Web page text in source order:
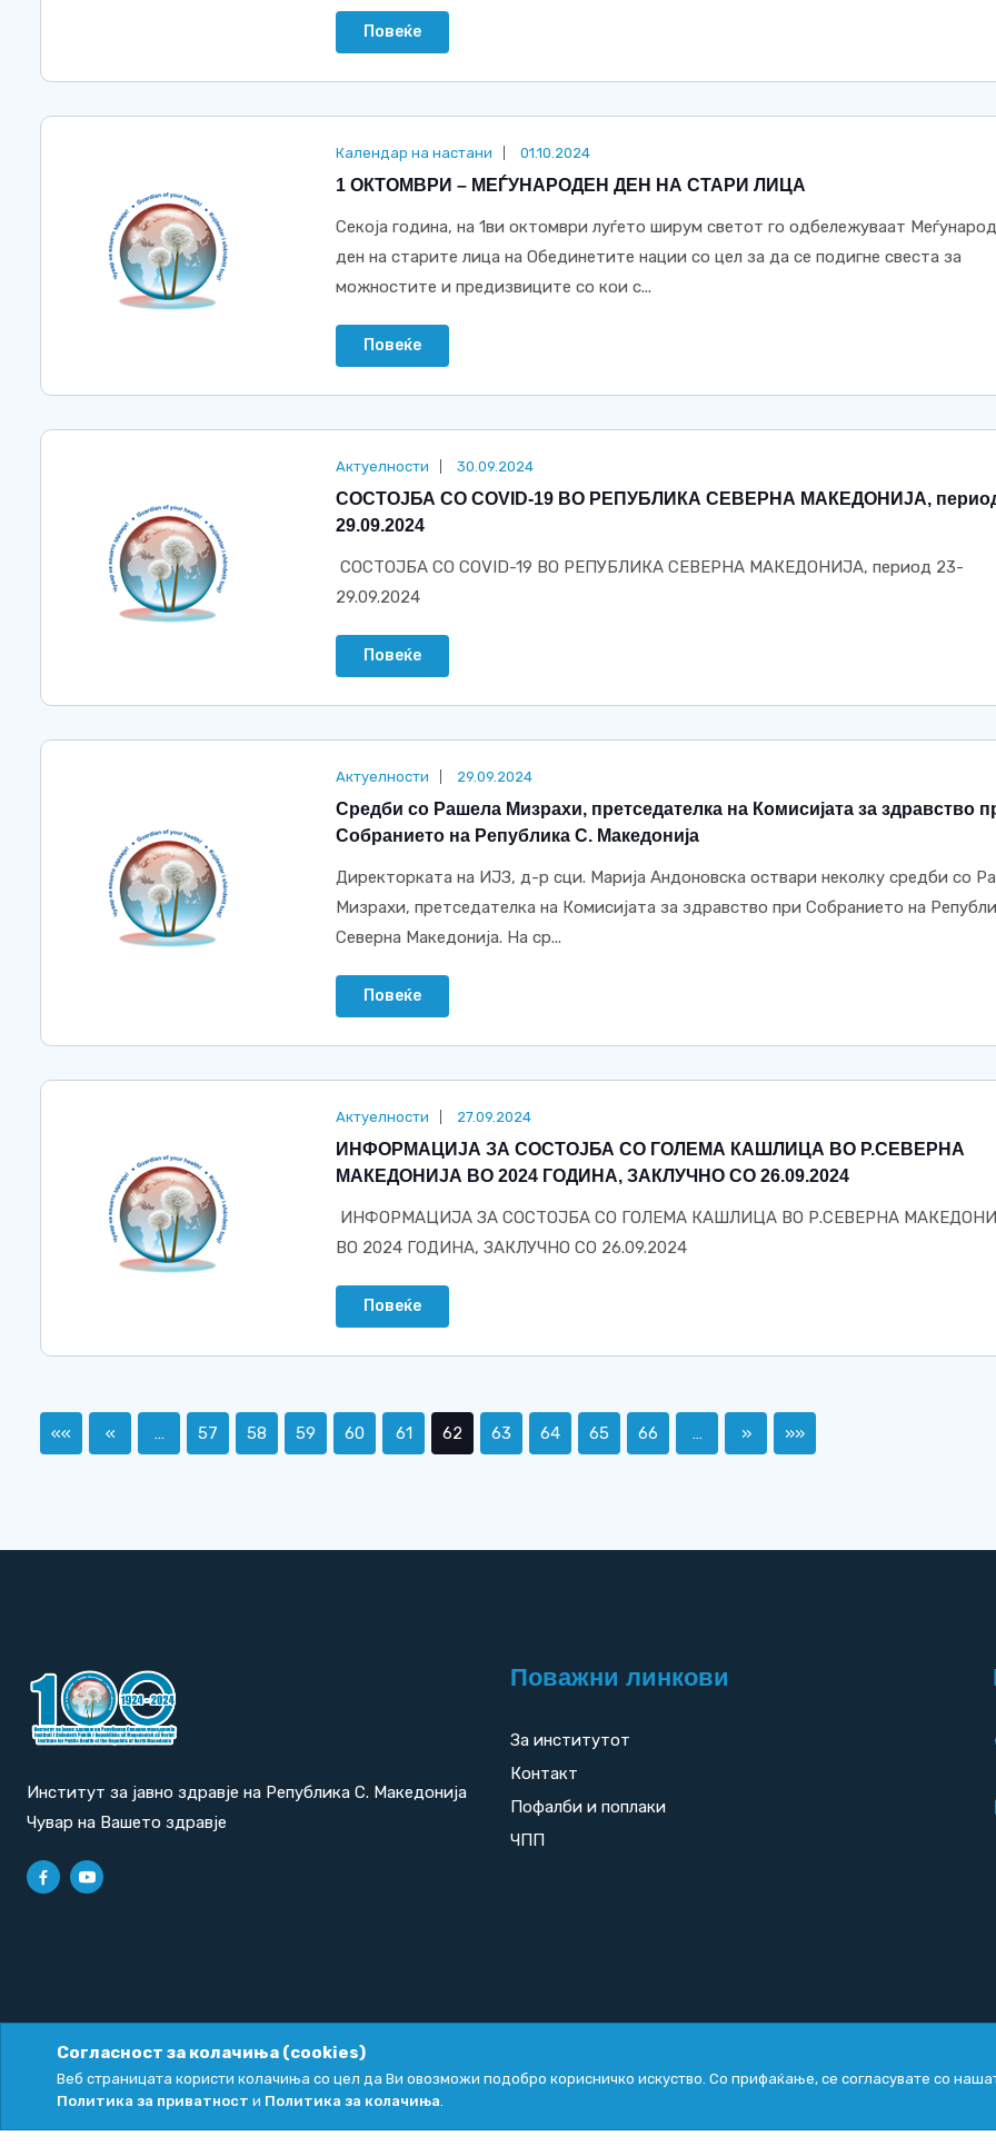
Повеќе
Календар на настани 01.10.2024
1 ОКТОМВРИ – МЕЃУНАРОДЕН ДЕН НА СТАРИ ЛИЦА
Секоја година, на 1ви октомври луѓето ширум светот го одбележуваат
ден на старите лица на Обединетите нации со цел за да се подигне свеста за
можностите и предизвиците со кои с...
Повеќе
Актуелности 30.09.2024
СОСТОЈБА СО COVID-19 ВО РЕПУБЛИКА СЕВЕРНА МАКЕДОНИЈА,
29.09.2024
СОСТОЈБА СО COVID-19 ВО РЕПУБЛИКА СЕВЕРНА МАКЕДОНИЈА, период 23-
29.09.2024
Повеќе
Актуелности 29.09.2024
Средби со Рашела Мизрахи, претседателка на Комисијата за здравство
Собранието на Република С. Македонија
Директорката на ИЈЗ, д-р сци. Марија Андоновска оствари неколку средби со
Мизрахи, претседателка на Комисијата за здравство при Собранието на
Северна Македонија. На ср...
Повеќе
Актуелности 27.09.2024
ИНФОРМАЦИЈА ЗА СОСТОЈБА СО ГОЛЕМА КАШЛИЦА ВО Р.СЕВЕРНА
МАКЕДОНИЈА ВО 2024 ГОДИНА, ЗАКЛУЧНО СО 26.09.2024
ИНФОРМАЦИЈА ЗА СОСТОЈБА СО ГОЛЕМА КАШЛИЦА ВО Р.СЕВЕРНА
ВО 2024 ГОДИНА, ЗАКЛУЧНО СО 26.09.2024
Повеќе
«« « … 57 58 59 60 61 62 63 64 65 66 … » »»
Институт за јавно здравје на Република С. Македонија
Чувар на Вашето здравје
Поважни линкови
За институтот
Контакт
Пофалби и поплаки
ЧПП
Политика за приватност | Политика за колачиња Copyright 2026. All rights reserved byUNET.
Согласност за колачиња (cookies)
Веб страницата користи колачиња со цел да Ви овозможи подобро корисничко искуство. Со прифаќање, се согласувате со
Политика за приватност и Политика за колачиња.